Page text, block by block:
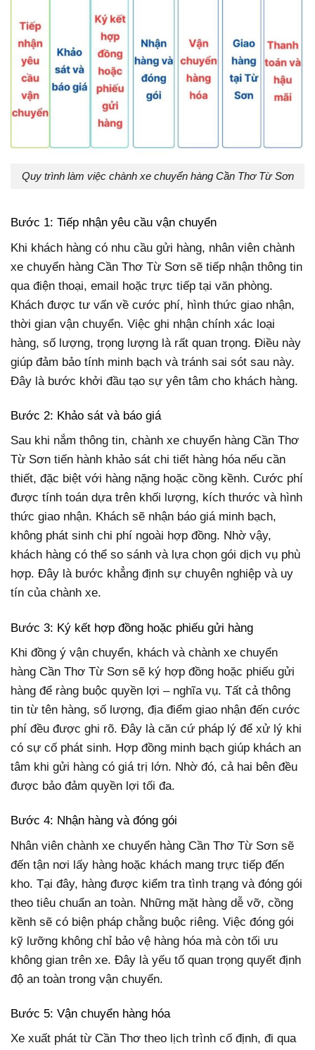
Quy trình làm việc chành xe chuyển hàng Cần Thơ Từ Sơn
Bước 1: Tiếp nhận yêu cầu vận chuyển
Khi khách hàng có nhu cầu gửi hàng, nhân viên chành
xe chuyển hàng Cần Thơ Từ Sơn sẽ tiếp nhận thông tin
qua điện thoại, email hoặc trực tiếp tại văn phòng.
Khách được tư vấn về cước phí, hình thức giao nhận,
thời gian vận chuyển. Việc ghi nhận chính xác loại
hàng, số lượng, trọng lượng là rất quan trọng. Điều này
giúp đảm bảo tính minh bạch và tránh sai sót sau này.
Đây là bước khởi đầu tạo sự yên tâm cho khách hàng.
Bước 2: Khảo sát và báo giá
Sau khi nắm thông tin, chành xe chuyển hàng Cần Thơ
Từ Sơn tiến hành khảo sát chi tiết hàng hóa nếu cần
thiết, đặc biệt với hàng nặng hoặc cồng kềnh. Cước phí
được tính toán dựa trên khối lượng, kích thước và hình
thức giao nhận. Khách sẽ nhận báo giá minh bạch,
không phát sinh chi phí ngoài hợp đồng. Nhờ vậy,
khách hàng có thể so sánh và lựa chọn gói dịch vụ phù
hợp. Đây là bước khẳng định sự chuyên nghiệp và uy
tín của chành xe.
Bước 3: Ký kết hợp đồng hoặc phiếu gửi hàng
Khi đồng ý vận chuyển, khách và chành xe chuyển
hàng Cần Thơ Từ Sơn sẽ ký hợp đồng hoặc phiếu gửi
hàng để ràng buộc quyền lợi – nghĩa vụ. Tất cả thông
tin từ tên hàng, số lượng, địa điểm giao nhận đến cước
phí đều được ghi rõ. Đây là căn cứ pháp lý để xử lý khi
có sự cố phát sinh. Hợp đồng minh bạch giúp khách an
tâm khi gửi hàng có giá trị lớn. Nhờ đó, cả hai bên đều
được bảo đảm quyền lợi tối đa.
Bước 4: Nhận hàng và đóng gói
Nhân viên chành xe chuyển hàng Cần Thơ Từ Sơn sẽ
đến tận nơi lấy hàng hoặc khách mang trực tiếp đến
kho. Tại đây, hàng được kiểm tra tình trạng và đóng gói
theo tiêu chuẩn an toàn. Những mặt hàng dễ vỡ, cồng
kềnh sẽ có biện pháp chằng buộc riêng. Việc đóng gói
kỹ lưỡng không chỉ bảo vệ hàng hóa mà còn tối ưu
không gian trên xe. Đây là yếu tố quan trọng quyết định
độ an toàn trong vận chuyển.
Bước 5: Vận chuyển hàng hóa
Xe xuất phát từ Cần Thơ theo lịch trình cố định, đi qua